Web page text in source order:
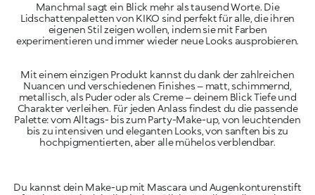
Manchmal sagt ein Blick mehr als tausend Worte. Die
Lidschattenpaletten von KIKO sind perfekt für alle, die ihren
eigenen Stil zeigen wollen, indem sie mit Farben
Mit einem einzigen Produkt kannst du dank der zahlreichen
Nuancen und verschiedenen Finishes – matt, schimmernd,
metallisch, als Puder oder als Creme – deinem Blick Tiefe und
Charakter verleihen. Für jeden Anlass findest du die passende
Palette: vom Alltags- bis zum Party-Make-up, von leuchtenden
bis zu intensiven und eleganten Looks, von sanften bis zu
hochpigmentierten, aber alle mühelos verblendbar.
Du kannst dein Make-up mit Mascara und Augenkonturenstift